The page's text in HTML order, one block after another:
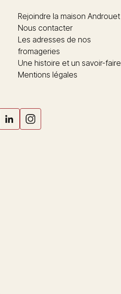
Rejoindre la maison Androuet
Nous contacter
Les adresses de nos
fromageries
Une histoire et un savoir-faire
Mentions légales